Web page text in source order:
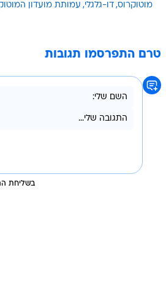
מוטוקרוס דו-גלגלי עמותת מועדון
טרם התפרסמו תגובות
בשליחת